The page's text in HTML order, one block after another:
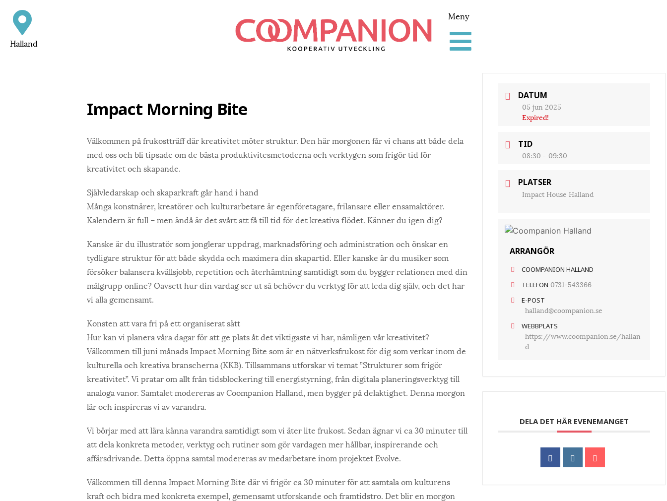
Halland
Meny
Impact Morning Bite
Välkommen på frukostträff där kreativitet möter struktur. Den här morgonen får vi chans att både dela
med oss och bli tipsade om de bästa produktivitesmetoderna och verktygen som frigör tid för
kreativitet och skapande.
Självledarskap och skaparkraft går hand i hand
Många konstnärer, kreatörer och kulturarbetare är egenföretagare, frilansare eller ensamaktörer.
Kalendern är full – men ändå är det svårt att få till tid för det kreativa flödet. Känner du igen dig?
Kanske är du illustratör som jonglerar uppdrag, marknadsföring och administration och önskar en
tydligare struktur för att både skydda och maximera din skapartid. Eller kanske är du musiker som
försöker balansera kvällsjobb, repetition och återhämtning samtidigt som du bygger relationen med din
målgrupp online? Oavsett hur din vardag ser ut så behöver du verktyg för att leda dig själv, och det har
vi alla gemensamt.
Konsten att vara fri på ett organiserat sätt
Hur kan vi planera våra dagar för att ge plats åt det viktigaste vi har, nämligen vår kreativitet?
Välkommen till juni månads Impact Morning Bite som är en nätverksfrukost för dig som verkar inom de
kulturella och kreativa branscherna (KKB). Tillsammans utforskar vi temat ”Strukturer som frigör
kreativitet”. Vi pratar om allt från tidsblockering till energistyrning, från digitala planeringsverktyg till
analoga vanor. Samtalet modereras av Coompanion Halland, men bygger på delaktighet. Denna morgon
lär och inspireras vi av varandra.
Vi börjar med att lära känna varandra samtidigt som vi äter lite frukost. Sedan ägnar vi ca 30 minuter till
att dela konkreta metoder, verktyg och rutiner som gör vardagen mer hållbar, inspirerande och
affärsdrivande. Detta öppna samtal modereras av medarbetare inom projektet Evolve.
Välkommen till denna Impact Morning Bite där vi frigör ca 30 minuter för att samtala om kulturens
kraft och bidra med konkreta exempel, gemensamt utforskande och framtidstro. Det blir en morgon
DATUM
05 jun 2025
Expired!
TID
08:30 - 09:30
PLATSER
Impact House Halland
ARRANGÖR
COOMPANION HALLAND
TELEFON 0731-543366
E-POST
halland@coompanion.se
WEBBPLATS
https://www.coompanion.se/hallan
d
DELA DET HÄR EVENEMANGET